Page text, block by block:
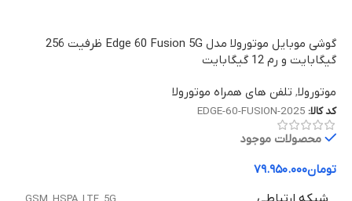
گوشی موبایل موتورولا مدل Edge 60 Fusion 5G ظرفیت 256
گیگابایت و رم 12 گیگابایت
موتورولا, تلفن های همراه موتورولا
کد کالا: EDGE-60-FUSION-2025
محصولات موجود
تومان۷۹.۹۵۰.۰۰۰